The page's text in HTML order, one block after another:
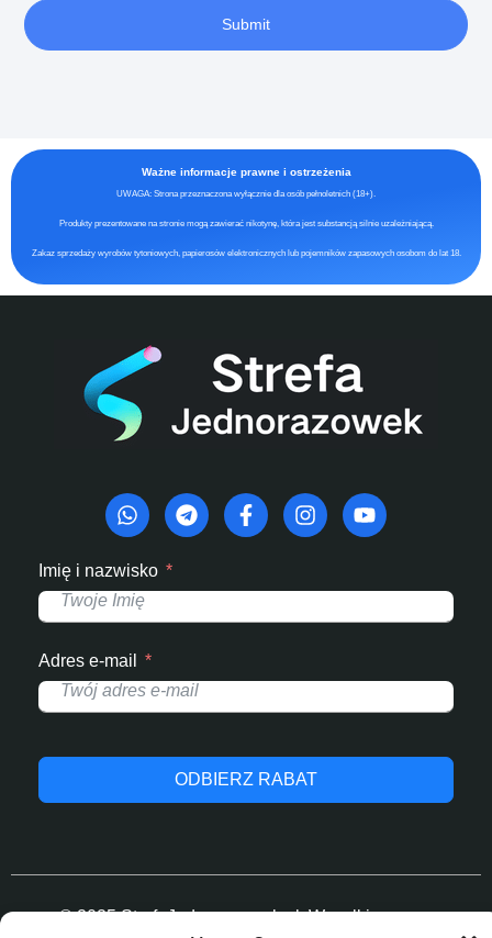
Submit
Ważne informacje prawne i ostrzeżenia
UWAGA: Strona przeznaczona wyłącznie dla osób pełnoletnich (18+).
Produkty prezentowane na stronie mogą zawierać nikotynę, która jest substancją silnie uzależniającą.
Zakaz sprzedaży wyrobów tytoniowych, papierosów elektronicznych lub pojemników zapasowych osobom do lat 18.
Imię i nazwisko
Adres e-mail
ODBIERZ RABAT
© 2025 StrefaJednorazowek.pl. Wszelkie prawa
zastrzeżone.